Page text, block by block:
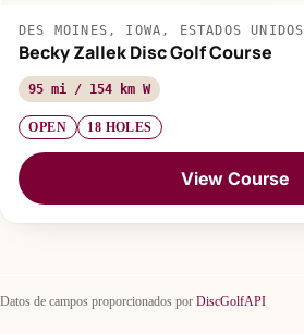
DES MOINES, IOWA, ESTADOS UNIDOS
Becky Zallek Disc Golf Course
95 mi / 154 km W
OPEN 18 HOLES
View Course
Datos de campos proporcionados por DiscGolfAPI